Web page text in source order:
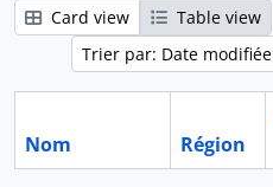
Card view
Table view
Trier par: Date modifiée
Nom Région